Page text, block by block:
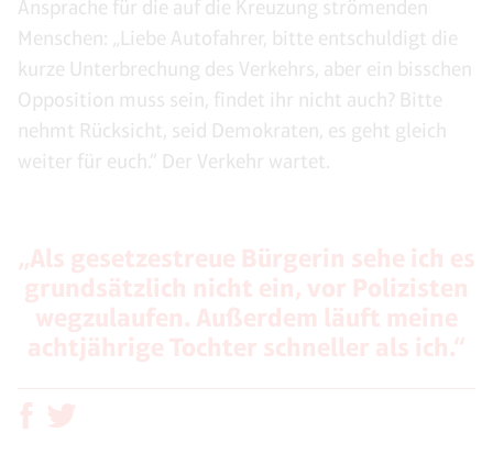
Ansprache für die auf die Kreuzung strömenden
Menschen: „Liebe Autofahrer, bitte entschuldigt die
kurze Unterbrechung des Verkehrs, aber ein bisschen
Opposition muss sein, findet ihr nicht auch? Bitte
nehmt Rücksicht, seid Demokraten, es geht gleich
weiter für euch.“ Der Verkehr wartet.